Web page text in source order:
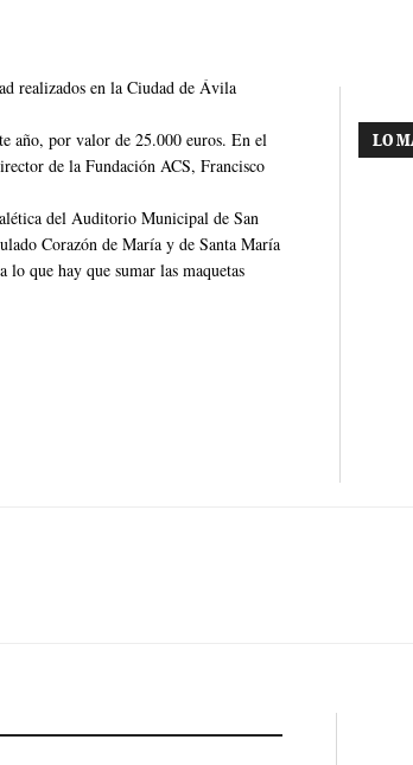
realizados en la Ciudad de Ávila
año, por valor de 25.000 euros. En el
de la Fundación ACS, Francisco
del Auditorio Municipal de San
Corazón de María y de Santa María
lo que hay que sumar las maquetas
LO